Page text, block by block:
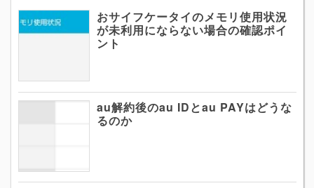
おサイフケータイのメモリ使用状況
が未利用にならない場合の確認ポイ
ント
au解約後のau IDとau PAYはどうな
るのか